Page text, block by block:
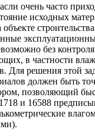
очень часто
исходных
без
в частности
Для решения этой
должен быть
позволяющий
и 16588